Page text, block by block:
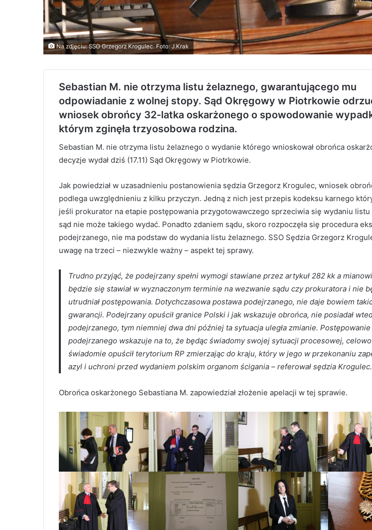
Na zdjęciu: SSO Grzegorz Krogulec. Foto: J.Krak
Sebastian M. nie otrzyma listu żelaznego, gwarantującego mu
odpowiadanie z wolnej stopy. Sąd Okręgowy w Piotrkowie
wniosek obrońcy 32-latka oskarżonego o spowodowanie
którym zginęła trzyosobowa rodzina.
Sebastian M. nie otrzyma listu żelaznego o wydanie którego wnioskował obrońca
decyzje wydał dziś (17.11) Sąd Okręgowy w Piotrkowie.
Jak powiedział w uzasadnieniu postanowienia sędzia Grzegorz Krogulec, wniosek
podlega uwzględnieniu z kilku przyczyn. Jedną z nich jest przepis kodeksu karnego
jeśli prokurator na etapie postępowania przygotowawczego sprzeciwia się wydaniu listu
sąd nie może takiego wydać. Ponadto zdaniem sądu, skoro rozpoczęła się procedura
podejrzanego, nie ma podstaw do wydania listu żelaznego. SSO Sędzia Grzegorz
uwagę na trzeci – niezwykle ważny – aspekt tej sprawy.
Trudno przyjąć, że podejrzany spełni wymogi stawiane przez artykuł 282 kk a
będzie się stawiał w wyznaczonym terminie na wezwanie sądu czy prokuratora i nie
utrudniał postępowania. Dotychczasowa postawa podejrzanego, nie daje bowiem
gwarancji. Podejrzany opuścił granice Polski i jak wskazuje obrońca, nie posiadał
podejrzanego, tym niemniej dwa dni później ta sytuacja uległa zmianie. Postępowanie
podejrzanego wskazuje na to, że będąc świadomy swojej sytuacji procesowej,
świadomie opuścił terytorium RP zmierzając do kraju, który w jego w przekonaniu
azyl i uchroni przed wydaniem polskim organom ścigania – referował sędzia Krogulec.
Obrońca oskarżonego Sebastiana M. zapowiedział złożenie apelacji w tej sprawie.